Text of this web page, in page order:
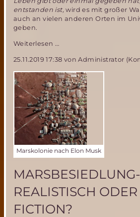
entstanden ist, wird es mit großer
auch an vielen anderen Orten im
geben.
Weiterlesen …
Gibt
es
Leben
auf
dem
Mars?
25.11.2019 17:38 von Administrator
Marskolonie nach Elon Musk
MARSBESIEDLUNG-
REALISTISCH
FICTION?